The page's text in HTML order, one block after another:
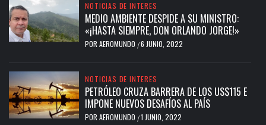
NOTICIAS DE INTERES
MEDIO AMBIENTE DESPIDE A SU MINISTRO:
«¡HASTA SIEMPRE, DON ORLANDO JORGE!»
POR AEROMUNDO /6 JUNIO, 2022
NOTICIAS DE INTERES
PETRÓLEO CRUZA BARRERA DE LOS US$115 E
IMPONE NUEVOS DESAFÍOS AL PAÍS
POR AEROMUNDO /1 JUNIO, 2022